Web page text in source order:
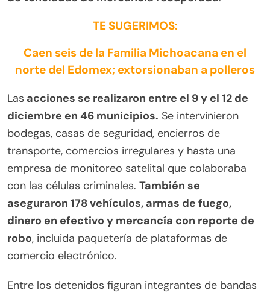
TE SUGERIMOS:
Caen seis de la Familia Michoacana en el
norte del Edomex; extorsionaban a polleros
Las acciones se realizaron entre el 9 y el 12 de
diciembre en 46 municipios. Se intervinieron
bodegas, casas de seguridad, encierros de
transporte, comercios irregulares y hasta una
empresa de monitoreo satelital que colaboraba
con las células criminales. También se
aseguraron 178 vehículos, armas de fuego,
dinero en efectivo y mercancía con reporte de
robo, incluida paquetería de plataformas de
comercio electrónico.
Entre los detenidos figuran integrantes de bandas